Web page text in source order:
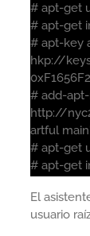
# apt-get
# apt-get
# apt-key
hkp://
# add-
http://
artful main'
# apt-get
# apt-get
El
usuario